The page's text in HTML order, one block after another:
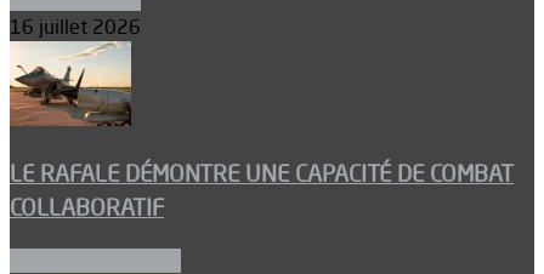
16 juillet 2026
LE RAFALE DÉMONTRE UNE CAPACITÉ DE COMBAT
COLLABORATIF